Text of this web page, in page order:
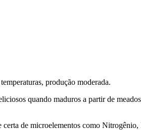
produção moderada.
quando maduros a partir de
de microelementos como